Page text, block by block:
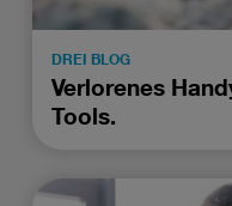
DREI BLOG
Verlorenes
Tools.